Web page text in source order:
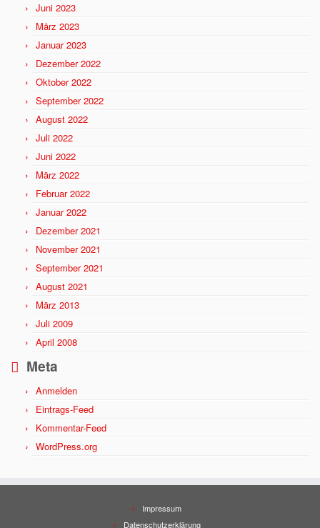
Juni 2023
März 2023
Januar 2023
Dezember 2022
Oktober 2022
September 2022
August 2022
Juli 2022
Juni 2022
März 2022
Februar 2022
Januar 2022
Dezember 2021
November 2021
September 2021
August 2021
März 2013
Juli 2009
April 2008
Meta
Anmelden
Eintrags-Feed
Kommentar-Feed
WordPress.org
Impressum
Datenschutzerklärung